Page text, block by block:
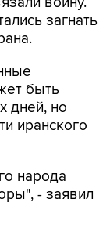
загнать
быть
дней, но
иранского
народа
- заявил